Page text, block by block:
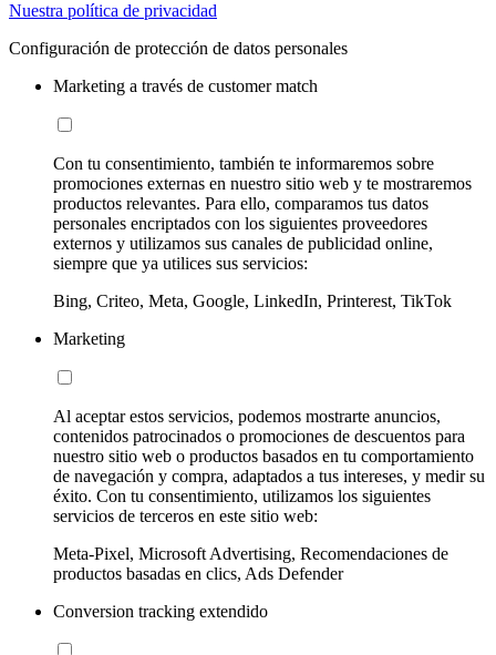
Nuestra política de privacidad
Configuración de protección de datos personales
Marketing a través de customer match
Con tu consentimiento, también te informaremos sobre
promociones externas en nuestro sitio web y te mostraremos
productos relevantes. Para ello, comparamos tus datos
personales encriptados con los siguientes proveedores
externos y utilizamos sus canales de publicidad online,
siempre que ya utilices sus servicios:
Bing, Criteo, Meta, Google, LinkedIn, Printerest, TikTok
Marketing
Al aceptar estos servicios, podemos mostrarte anuncios,
contenidos patrocinados o promociones de descuentos para
nuestro sitio web o productos basados en tu comportamiento
de navegación y compra, adaptados a tus intereses, y medir su
éxito. Con tu consentimiento, utilizamos los siguientes
servicios de terceros en este sitio web:
Meta-Pixel, Microsoft Advertising, Recomendaciones de
productos basadas en clics, Ads Defender
Conversion tracking extendido